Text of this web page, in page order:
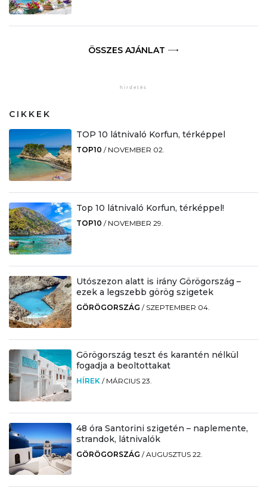
ÖSSZES AJÁNLAT
CIKKEK
TOP 10 látnivaló Korfun, térképpel
TOP10 / NOVEMBER 02.
Top 10 látnivaló Korfun, térképpel!
TOP10 / NOVEMBER 29.
Utószezon alatt is irány Görögország –
ezek a legszebb görög szigetek
GÖRÖGORSZÁG / SZEPTEMBER 04.
Görögország teszt és karantén nélkül
fogadja a beoltottakat
HÍREK / MÁRCIUS 23.
48 óra Santorini szigetén – naplemente,
strandok, látnivalók
GÖRÖGORSZÁG /AUGUSZTUS 22.